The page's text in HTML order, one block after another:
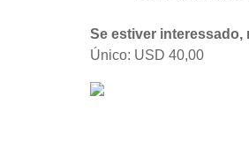
Se estiver
Único: USD 40,00